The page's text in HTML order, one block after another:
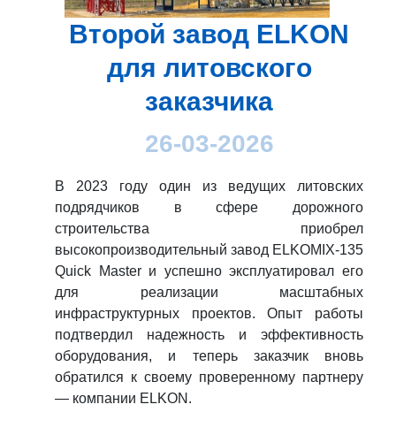
Второй завод ELKON
для литовского
заказчика
26-03-2026
В 2023 году один из ведущих литовских
подрядчиков в сфере дорожного
строительства приобрел
высокопроизводительный завод ELKOMIX-135
Quick Master и успешно эксплуатировал его
для реализации масштабных
инфраструктурных проектов. Опыт работы
подтвердил надежность и эффективность
оборудования, и теперь заказчик вновь
обратился к своему проверенному партнеру
— компании ELKON.